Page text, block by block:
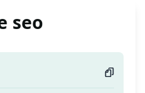
seo